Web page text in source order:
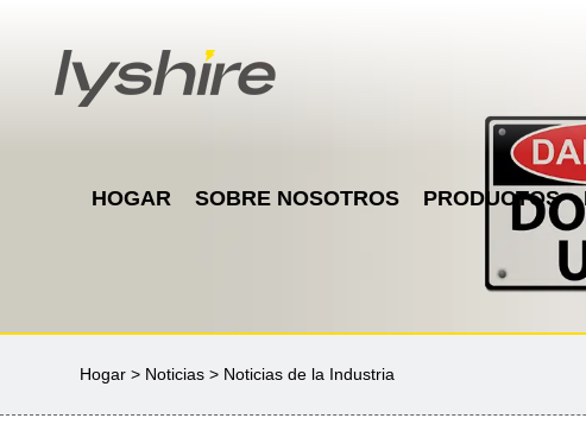
HOGAR SOBRE NOSOTROS PRODUCTOS
Hogar > Noticias > Noticias de la Industria